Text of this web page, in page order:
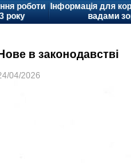
роботи
року
Інформація для
вадами
в законодавстві
04/2026